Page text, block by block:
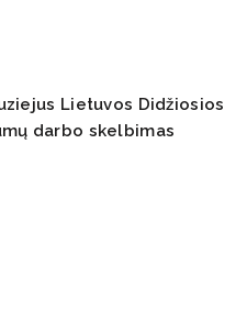
Lietuvos Didžiosios
darbo skelbimas